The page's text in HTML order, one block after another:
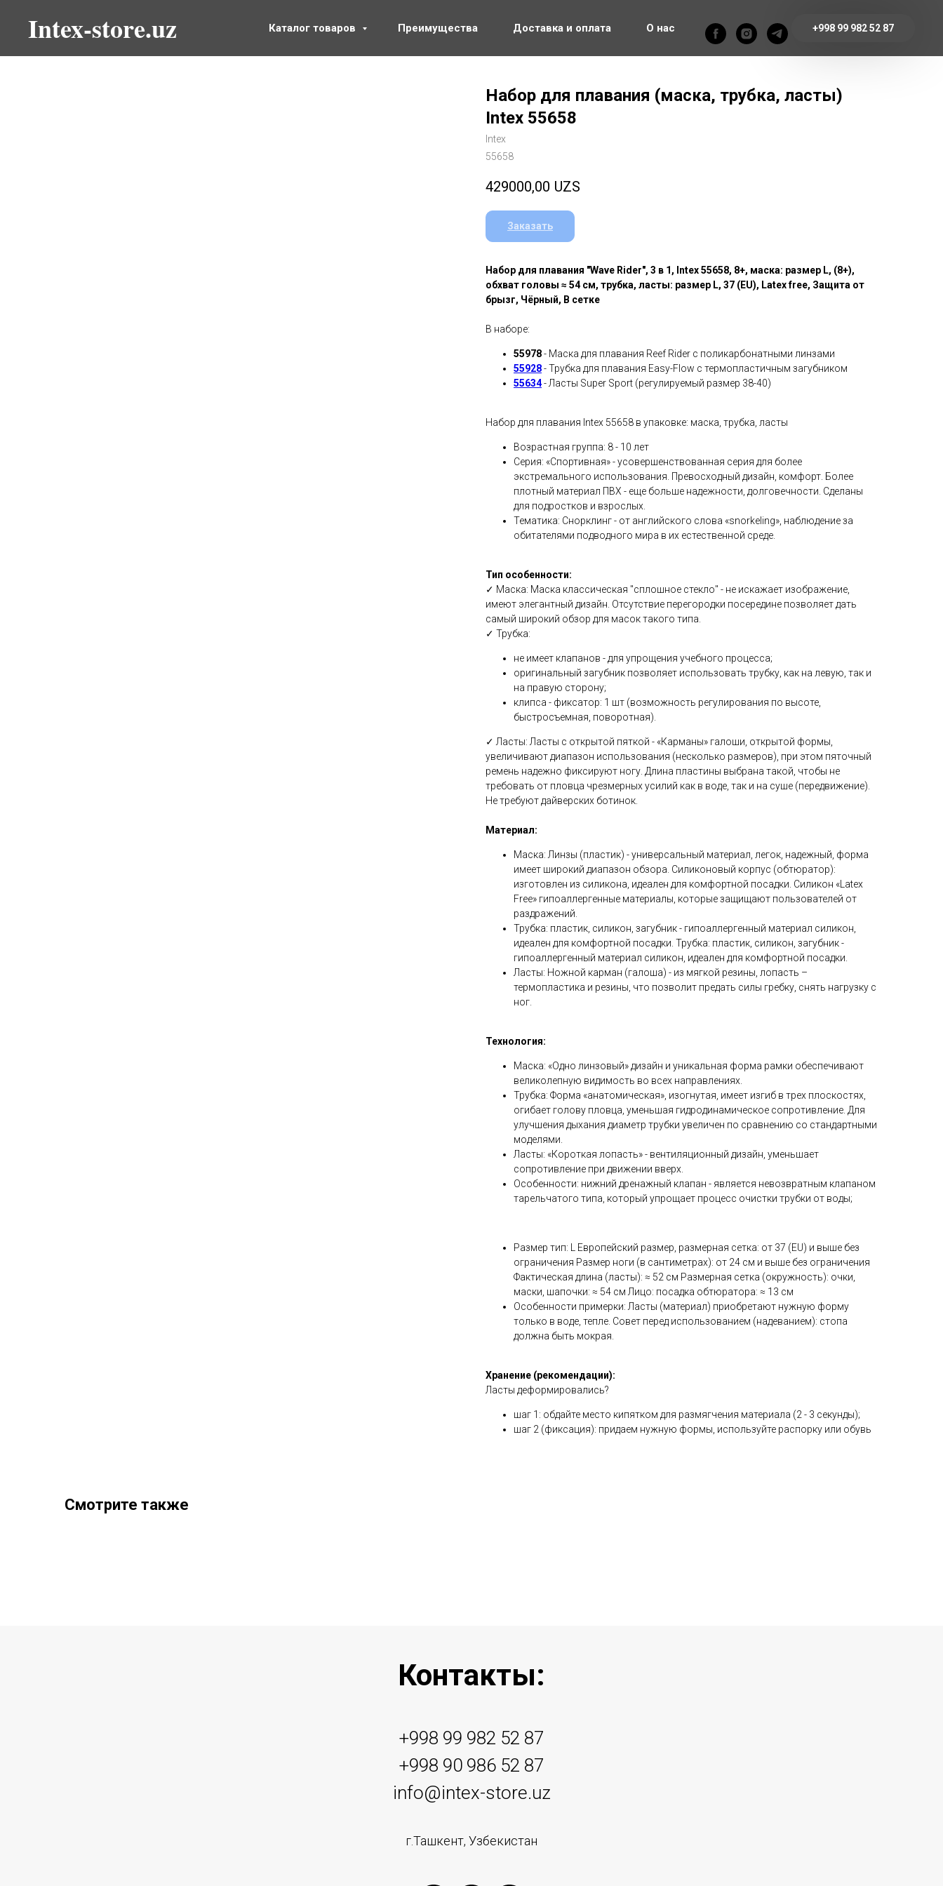
Intex-store.uz Каталог товаров Преимущества Доставка и оплата О нас +998 99 982 52 87
Набор для плавания (маска, трубка, ласты)
Intex 55658
Intex
55658
429000,00 UZS
Заказать
Набор для плавания "Wave Rider", 3 в 1, Intex 55658, 8+, маска: размер L, (8+),
обхват головы ≈ 54 см, трубка, ласты: размер L, 37 (EU), Latex free, Защита от
брызг, Чёрный, В сетке
В наборе:
55978- Маска для плавания Reef Rider с поликарбонатными линзами
55928- Трубка для плавания Easy-Flow с термопластичным загубником
55634- Ласты Super Sport (регулируемый размер 38-40)
Набор для плавания Intex 55658 в упаковке: маска, трубка, ласты
Возрастная группа: 8 - 10 лет
Серия: «Спортивная» - усовершенствованная серия для более
экстремального использования. Превосходный дизайн, комфорт. Более
плотный материал ПВХ - еще больше надежности, долговечности. Сделаны
для подростков и взрослых.
Тематика: Снорклинг - от английского слова «snorkeling», наблюдение за
обитателями подводного мира в их естественной среде.
Тип особенности:
✓ Маска: Маска классическая "сплошное стекло" - не искажает изображение,
имеют элегантный дизайн. Отсутствие перегородки посередине позволяет дать
самый широкий обзор для масок такого типа.
✓ Трубка:
не имеет клапанов - для упрощения учебного процесса;
оригинальный загубник позволяет использовать трубку, как на левую, так и
на правую сторону;
клипса - фиксатор: 1 шт (возможность регулирования по высоте,
быстросъемная, поворотная).
✓ Ласты: Ласты с открытой пяткой - «Карманы» галоши, открытой формы,
увеличивают диапазон использования (несколько размеров), при этом пяточный
ремень надежно фиксируют ногу. Длина пластины выбрана такой, чтобы не
требовать от пловца чрезмерных усилий как в воде, так и на суше (передвижение).
Не требуют дайверских ботинок.
Материал:
Маска: Линзы (пластик) - универсальный материал, легок, надежный, форма
имеет широкий диапазон обзора. Силиконовый корпус (обтюратор):
изготовлен из силикона, идеален для комфортной посадки. Силикон «Latex
Free» гипоаллергенные материалы, которые защищают пользователей от
раздражений.
Трубка: пластик, силикон, загубник - гипоаллергенный материал силикон,
идеален для комфортной посадки. Трубка: пластик, силикон, загубник -
гипоаллергенный материал силикон, идеален для комфортной посадки.
Ласты: Ножной карман (галоша) - из мягкой резины, лопасть –
термопластика и резины, что позволит предать силы гребку, снять нагрузку с
ног.
Технология:
Маска: «Одно линзовый» дизайн и уникальная форма рамки обеспечивают
великолепную видимость во всех направлениях.
Трубка: Форма «анатомическая», изогнутая, имеет изгиб в трех плоскостях,
огибает голову пловца, уменьшая гидродинамическое сопротивление. Для
улучшения дыхания диаметр трубки увеличен по сравнению со стандартными
моделями.
Ласты: «Короткая лопасть» - вентиляционный дизайн, уменьшает
сопротивление при движении вверх.
Особенности: нижний дренажный клапан - является невозвратным клапаном
тарельчатого типа, который упрощает процесс очистки трубки от воды;
Размер тип: L Европейский размер, размерная сетка: от 37 (EU) и выше без
ограничения Размер ноги (в сантиметрах): от 24 см и выше без ограничения
Фактическая длина (ласты): ≈ 52 см Размерная сетка (окружность): очки,
маски, шапочки: ≈ 54 см Лицо: посадка обтюратора: ≈ 13 см
Особенности примерки: Ласты (материал) приобретают нужную форму
только в воде, тепле. Совет перед использованием (надеванием): стопа
должна быть мокрая.
Хранение (рекомендации):
Ласты деформировались?
шаг 1: обдайте место кипятком для размягчения материала (2 - 3 секунды);
шаг 2 (фиксация): придаем нужную формы, используйте распорку или обувь
Смотрите также
Контакты:
+998 99 982 52 87
+998 90 986 52 87
info@intex-store.uz
г.Ташкент, Узбекистан